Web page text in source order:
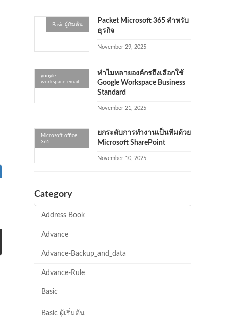
Basic ผู้เริ่มต้น
Packet Microsoft 365 สำหรับ
ธุรกิจ
November 29, 2025
google-
workspace-email
ทำไมหลายองค์กรถึงเลือกใช้
Google Workspace Business
Standard
November 21, 2025
Microsoft office
365
ยกระดับการทำงานเป็นทีมด้วย
Microsoft SharePoint
November 10, 2025
Category
Address Book
Advance
Advance-Backup_and_data
Advance-Rule
Basic
Basic ผู้เริ่มต้น